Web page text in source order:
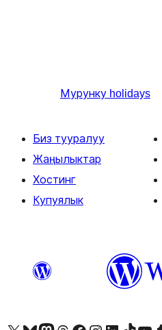
Мурунку holidays
Биз тууралуу
Жаңылыктар
Хостинг
Купуялык